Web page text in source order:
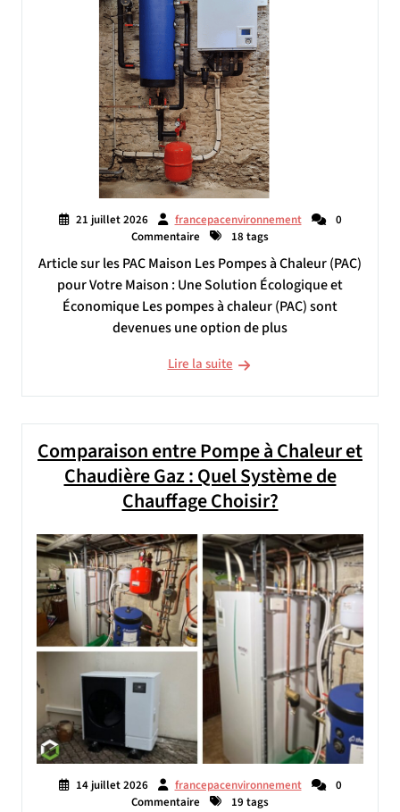
21 juillet 2026 francepacenvironnement
0
Commentaire
18 tags
Article sur les PAC Maison Les Pompes à Chaleur (PAC)
pour Votre Maison : Une Solution Écologique et
Économique Les pompes à chaleur (PAC) sont
devenues une option de plus
Lire la suite
Comparaison entre Pompe à Chaleur et
Chaudière Gaz : Quel Système de
Chauffage Choisir?
14 juillet 2026 francepacenvironnement
0
Commentaire
19 tags